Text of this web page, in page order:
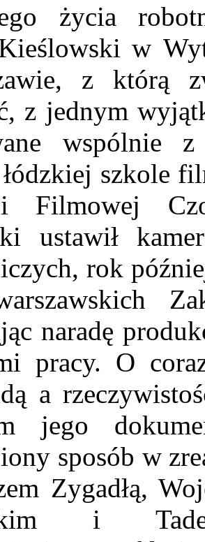
życia
w
z którą
z jednym
wspólnie
szkole
Filmowej
ustawił
rok
naradę
pracy. O
a
jego
sposób w
Zygadłą,
i